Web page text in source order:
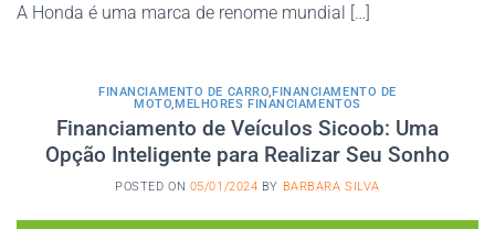
A Honda é uma marca de renome mundial […]
FINANCIAMENTO DE CARRO,FINANCIAMENTO DE
MOTO,MELHORES FINANCIAMENTOS
Financiamento de Veículos Sicoob: Uma
Opção Inteligente para Realizar Seu Sonho
POSTED ON 05/01/2024 BY BARBARA SILVA